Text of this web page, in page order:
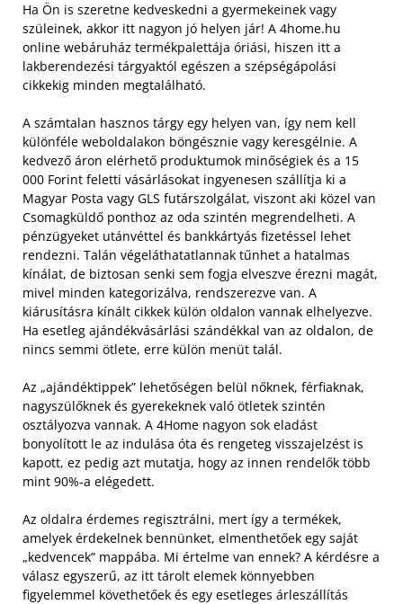
Ha Ön is szeretne kedveskedni a gyermekeinek vagy
szüleinek, akkor itt nagyon jó helyen jár! A 4home.hu
online webáruház termékpalettája óriási, hiszen itt a
lakberendezési tárgyaktól egészen a szépségápolási
cikkekig minden megtalálható.
A számtalan hasznos tárgy egy helyen van, így nem kell
különféle weboldalakon böngésznie vagy keresgélnie. A
kedvező áron elérhető produktumok minőségiek és a 15
000 Forint feletti vásárlásokat ingyenesen szállítja ki a
Magyar Posta vagy GLS futárszolgálat, viszont aki közel van
Csomagküldő ponthoz az oda szintén megrendelheti. A
pénzügyeket utánvéttel és bankkártyás fizetéssel lehet
rendezni. Talán végeláthatatlannak tűnhet a hatalmas
kínálat, de biztosan senki sem fogja elveszve érezni magát,
mivel minden kategorizálva, rendszerezve van. A
kiárusításra kínált cikkek külön oldalon vannak elhelyezve.
Ha esetleg ajándékvásárlási szándékkal van az oldalon, de
nincs semmi ötlete, erre külön menüt talál.
Az „ajándéktippek” lehetőségen belül nőknek, férfiaknak,
nagyszülőknek és gyerekeknek való ötletek szintén
osztályozva vannak. A 4Home nagyon sok eladást
bonyolított le az indulása óta és rengeteg visszajelzést is
kapott, ez pedig azt mutatja, hogy az innen rendelők több
mint 90%-a elégedett.
Az oldalra érdemes regisztrálni, mert így a termékek,
amelyek érdekelnek bennünket, elmenthetőek egy saját
„kedvencek” mappába. Mi értelme van ennek? A kérdésre a
válasz egyszerű, az itt tárolt elemek könnyebben
figyelemmel követhetőek és egy esetleges árleszállítás